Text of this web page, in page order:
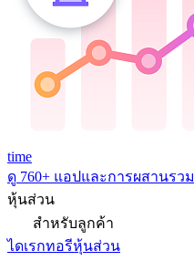
time
ดู 760+ แอปและการผสานรวม
หุ้นส่วน
สำหรับลูกค้า
ไดเรกทอรีหุ้นส่วน